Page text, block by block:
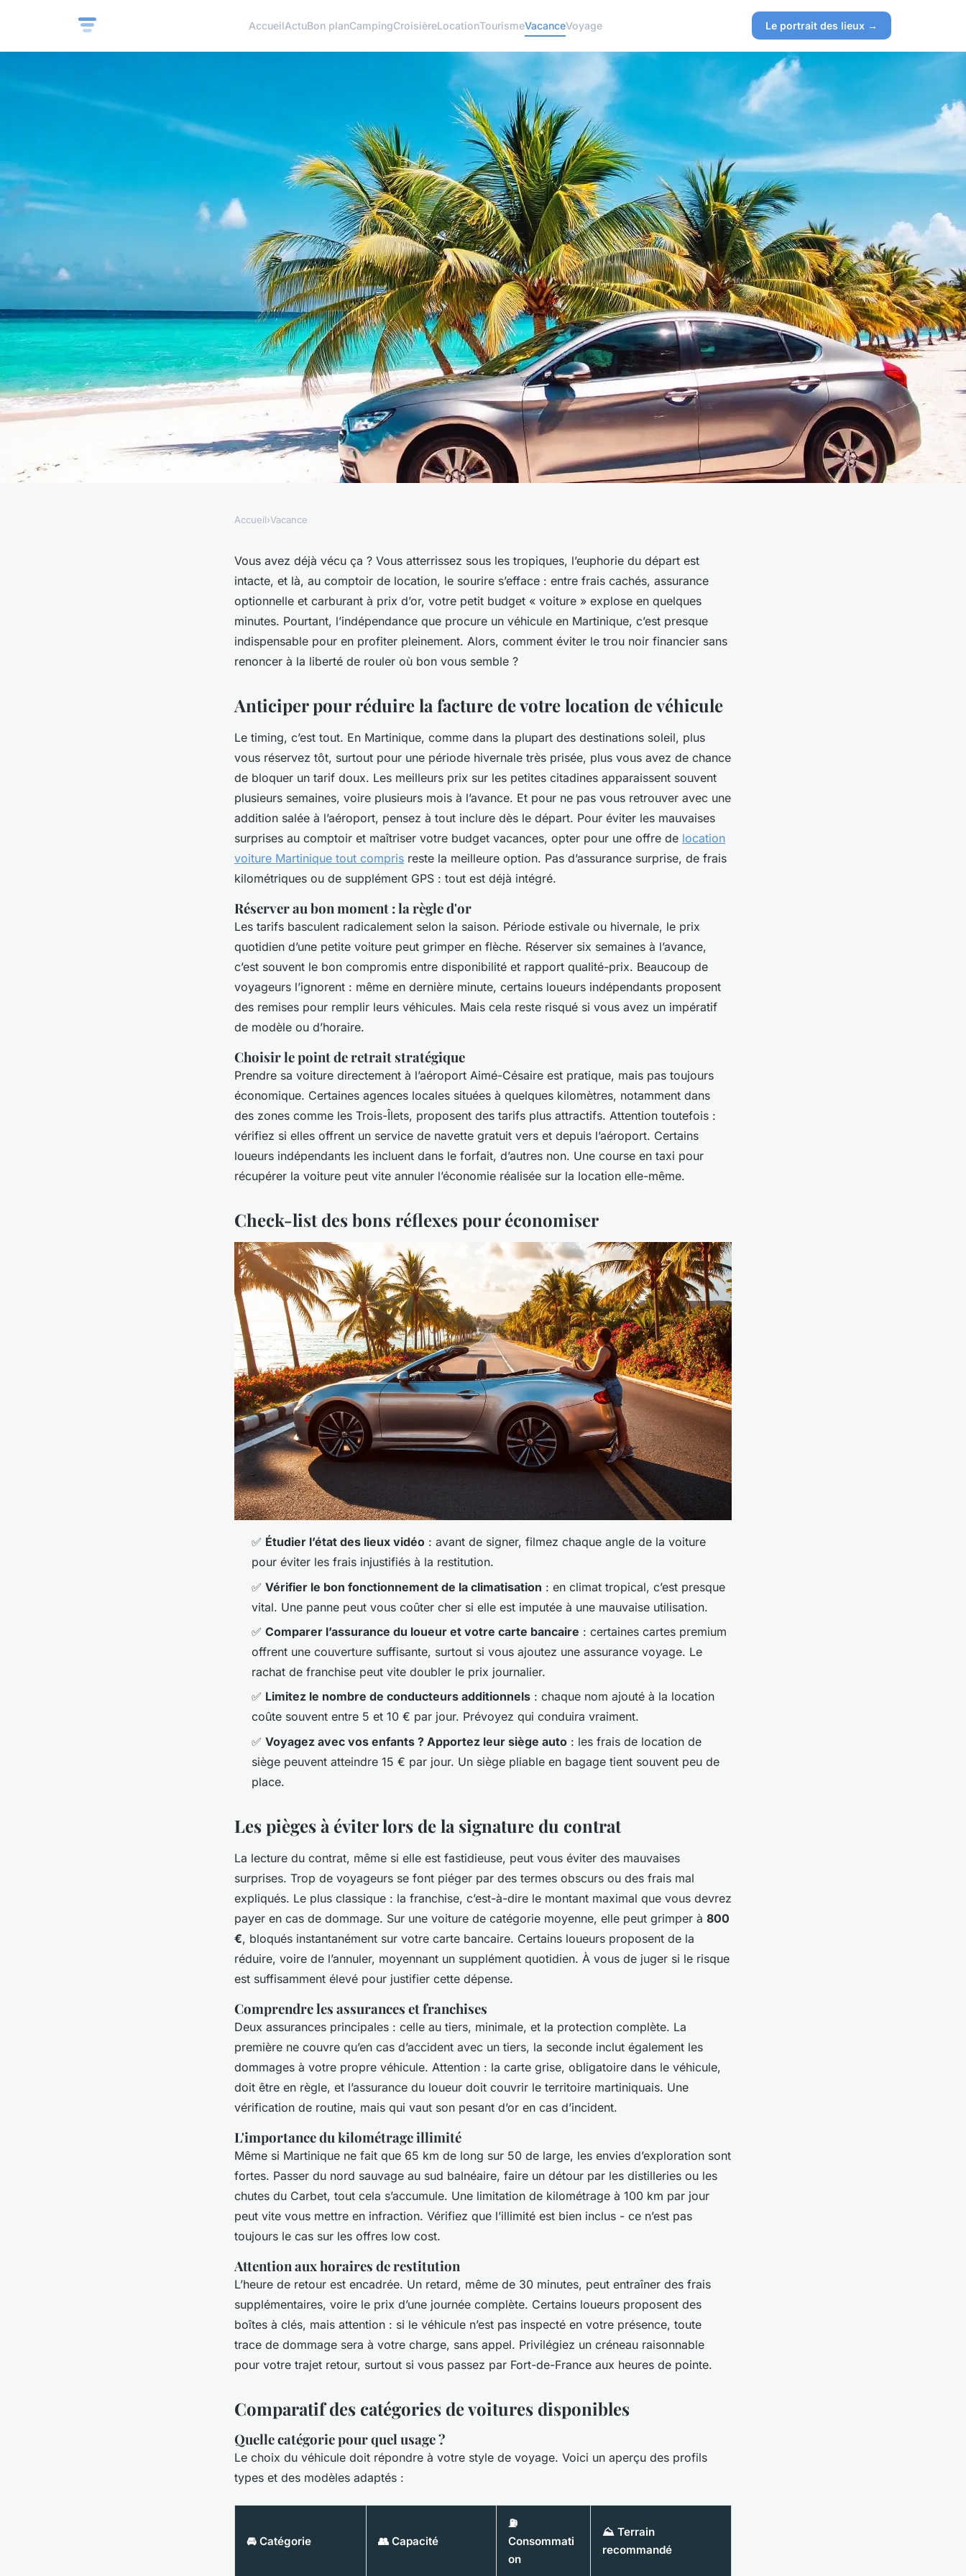
AccueilActuBon planCampingCroisièreLocationTourismeVacanceVoyage Le portrait des lieux →
Louer une voiture en Martinique : top
astuces économiques!
10 min de lecture
Accueil›Vacance
Vous avez déjà vécu ça ? Vous atterrissez sous les tropiques, l’euphorie du départ est
intacte, et là, au comptoir de location, le sourire s’efface : entre frais cachés, assurance
optionnelle et carburant à prix d’or, votre petit budget « voiture » explose en quelques
minutes. Pourtant, l’indépendance que procure un véhicule en Martinique, c’est presque
indispensable pour en profiter pleinement. Alors, comment éviter le trou noir financier sans
renoncer à la liberté de rouler où bon vous semble ?
Anticiper pour réduire la facture de votre location de véhicule
Le timing, c’est tout. En Martinique, comme dans la plupart des destinations soleil, plus
vous réservez tôt, surtout pour une période hivernale très prisée, plus vous avez de chance
de bloquer un tarif doux. Les meilleurs prix sur les petites citadines apparaissent souvent
plusieurs semaines, voire plusieurs mois à l’avance. Et pour ne pas vous retrouver avec une
addition salée à l’aéroport, pensez à tout inclure dès le départ. Pour éviter les mauvaises
surprises au comptoir et maîtriser votre budget vacances, opter pour une offre de location
voiture Martinique tout compris reste la meilleure option. Pas d’assurance surprise, de frais
kilométriques ou de supplément GPS : tout est déjà intégré.
Réserver au bon moment : la règle d'or
Les tarifs basculent radicalement selon la saison. Période estivale ou hivernale, le prix
quotidien d’une petite voiture peut grimper en flèche. Réserver six semaines à l’avance,
c’est souvent le bon compromis entre disponibilité et rapport qualité-prix. Beaucoup de
voyageurs l’ignorent : même en dernière minute, certains loueurs indépendants proposent
des remises pour remplir leurs véhicules. Mais cela reste risqué si vous avez un impératif
de modèle ou d’horaire.
Choisir le point de retrait stratégique
Prendre sa voiture directement à l’aéroport Aimé-Césaire est pratique, mais pas toujours
économique. Certaines agences locales situées à quelques kilomètres, notamment dans
des zones comme les Trois-Îlets, proposent des tarifs plus attractifs. Attention toutefois :
vérifiez si elles offrent un service de navette gratuit vers et depuis l’aéroport. Certains
loueurs indépendants les incluent dans le forfait, d’autres non. Une course en taxi pour
récupérer la voiture peut vite annuler l’économie réalisée sur la location elle-même.
Check-list des bons réflexes pour économiser
✅ Étudier l’état des lieux vidéo : avant de signer, filmez chaque angle de la voiture
pour éviter les frais injustifiés à la restitution.
✅ Vérifier le bon fonctionnement de la climatisation : en climat tropical, c’est presque
vital. Une panne peut vous coûter cher si elle est imputée à une mauvaise utilisation.
✅ Comparer l’assurance du loueur et votre carte bancaire : certaines cartes premium
offrent une couverture suffisante, surtout si vous ajoutez une assurance voyage. Le
rachat de franchise peut vite doubler le prix journalier.
✅ Limitez le nombre de conducteurs additionnels : chaque nom ajouté à la location
coûte souvent entre 5 et 10 € par jour. Prévoyez qui conduira vraiment.
✅ Voyagez avec vos enfants ? Apportez leur siège auto : les frais de location de
siège peuvent atteindre 15 € par jour. Un siège pliable en bagage tient souvent peu de
place.
Les pièges à éviter lors de la signature du contrat
La lecture du contrat, même si elle est fastidieuse, peut vous éviter des mauvaises
surprises. Trop de voyageurs se font piéger par des termes obscurs ou des frais mal
expliqués. Le plus classique : la franchise, c’est-à-dire le montant maximal que vous devrez
payer en cas de dommage. Sur une voiture de catégorie moyenne, elle peut grimper à 800
€, bloqués instantanément sur votre carte bancaire. Certains loueurs proposent de la
réduire, voire de l’annuler, moyennant un supplément quotidien. À vous de juger si le risque
est suffisamment élevé pour justifier cette dépense.
Comprendre les assurances et franchises
Deux assurances principales : celle au tiers, minimale, et la protection complète. La
première ne couvre qu’en cas d’accident avec un tiers, la seconde inclut également les
dommages à votre propre véhicule. Attention : la carte grise, obligatoire dans le véhicule,
doit être en règle, et l’assurance du loueur doit couvrir le territoire martiniquais. Une
vérification de routine, mais qui vaut son pesant d’or en cas d’incident.
L'importance du kilométrage illimité
Même si Martinique ne fait que 65 km de long sur 50 de large, les envies d’exploration sont
fortes. Passer du nord sauvage au sud balnéaire, faire un détour par les distilleries ou les
chutes du Carbet, tout cela s’accumule. Une limitation de kilométrage à 100 km par jour
peut vite vous mettre en infraction. Vérifiez que l’illimité est bien inclus - ce n’est pas
toujours le cas sur les offres low cost.
Attention aux horaires de restitution
L’heure de retour est encadrée. Un retard, même de 30 minutes, peut entraîner des frais
supplémentaires, voire le prix d’une journée complète. Certains loueurs proposent des
boîtes à clés, mais attention : si le véhicule n’est pas inspecté en votre présence, toute
trace de dommage sera à votre charge, sans appel. Privilégiez un créneau raisonnable
pour votre trajet retour, surtout si vous passez par Fort-de-France aux heures de pointe.
Comparatif des catégories de voitures disponibles
Quelle catégorie pour quel usage ?
Le choix du véhicule doit répondre à votre style de voyage. Voici un aperçu des profils
types et des modèles adaptés :
🚘 Catégorie 👥 Capacité
⛽
Consommati
on
⛰️ Terrain
recommandé